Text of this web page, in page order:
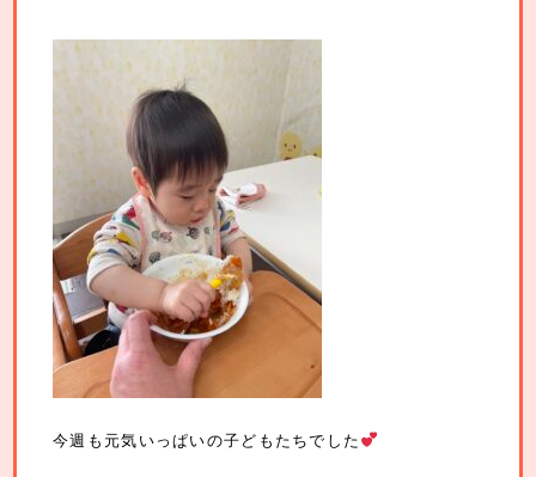
今週も元気いっぱいの子どもたちでした